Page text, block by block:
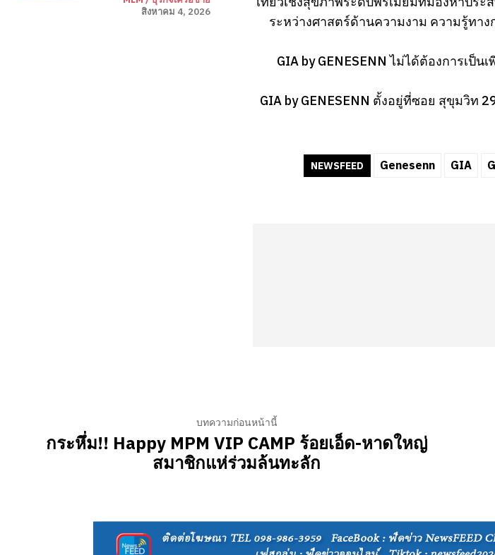
สิงหาคม 4, 2026
ระหว่างศาสตร์ด้านความงาม ความรู้ท
GIA by GENESENN ไม่ได้ต้องการเ
GIA by GENESENN ตั้งอยู่ที่ซอย สุขุมวิท
NEWSFEED Genesenn GIA
บทความก่อนหน้านี้
กระหึ่ม!! Happy MPM VIP CAMP ร้อยเอ็ด-หาดใหญ่
สมาชิกแห่ร่วมล้นทะลัก